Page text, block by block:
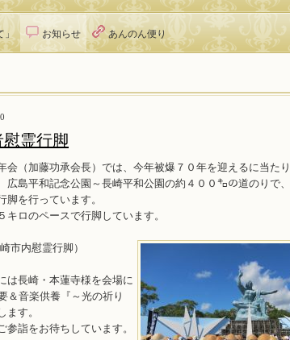
」 お知らせ あんのん便り
霊行脚
会（加藤功承会長）では、今年被爆７０年を迎えるに当たり
広島平和記念公園～長崎平和公園の約４００㌔の道のりで、
脚を行っています。
キロのペースで行脚しています。
市内慰霊行脚）
は長崎・本蓮寺様を会場に
＆音楽供養『～光の祈り
ます。
参詣をお待ちしています。